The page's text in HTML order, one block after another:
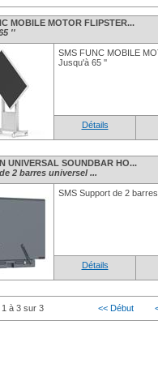
MOBILE MOTOR FLIPSTER...
''
SMS FUNC MOBILE
Jusqu'à 65 ''
Détails
UNIVERSAL SOUNDBAR HO...
2 barres universel ...
SMS Support de 2
Détails
à 3 sur 3 << Début